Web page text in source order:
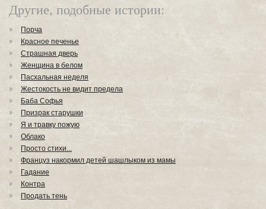
Другие, подобные истории:
Порча
Красное печенье
Страшная дверь
Женщина в белом
Пасхальная неделя
Жестокость не видит предела
Баба Софья
Призрак старушки
Я и травку пожую
Облако
Просто стихи...
Француз накормил детей шашлыком из мамы
Гадание
Контра
Продать тень